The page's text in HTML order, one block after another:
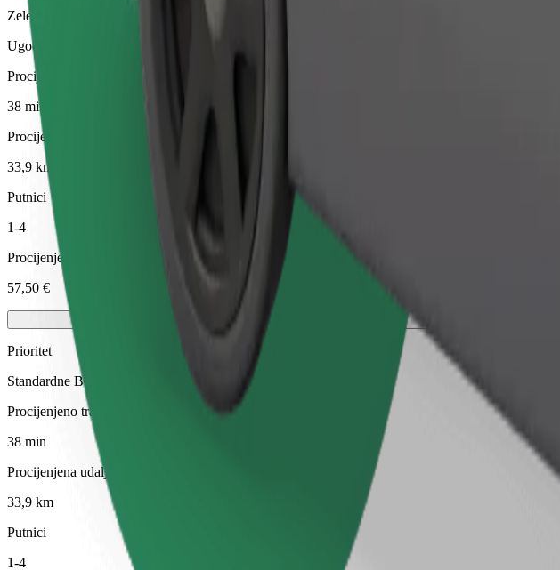
Zelena
Ugodne vožnje u hibridnim i električnim vozilima
Procijenjeno trajanje putovanja
38 min
Procijenjena udaljenost
33,9 km
Putnici
1-4
Procijenjena cijena
57,50 €
Prioritet
Standardne Bolt vožnje s bržim preuzimanjem
Procijenjeno trajanje putovanja
38 min
Procijenjena udaljenost
33,9 km
Putnici
1-4